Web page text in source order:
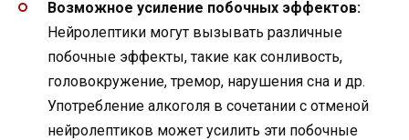
Возможное усиление побочных эффектов:
Нейролептики могут вызывать различные
побочные эффекты, такие как сонливость,
головокружение, тремор, нарушения сна и др.
Употребление алкоголя в сочетании с отменой
нейролептиков может усилить эти побочные